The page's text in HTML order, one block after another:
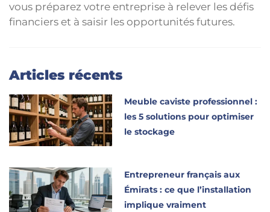
vous préparez votre entreprise à relever les défis
financiers et à saisir les opportunités futures.
Articles récents
Meuble caviste professionnel :
les 5 solutions pour optimiser
le stockage
Entrepreneur français aux
Émirats : ce que l’installation
implique vraiment